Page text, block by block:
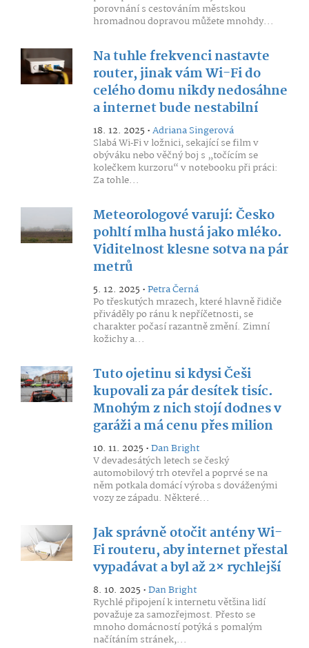
porovnání s cestováním městskou
hromadnou dopravou můžete mnohdy...
Na tuhle frekvenci nastavte
router, jinak vám Wi-Fi do
celého domu nikdy nedosáhne
a internet bude nestabilní
18. 12. 2025 •Adriana Singerová
Slabá Wi‑Fi v ložnici, sekající se film v
obýváku nebo věčný boj s „točícím se
kolečkem kurzoru“ v notebooku při práci:
Za tohle...
Meteorologové varují: Česko
pohltí mlha hustá jako mléko.
Viditelnost klesne sotva na pár
metrů
5. 12. 2025 •Petra Černá
Po třeskutých mrazech, které hlavně řidiče
přiváděly po ránu k nepříčetnosti, se
charakter počasí razantně změní. Zimní
kožichy a...
Tuto ojetinu si kdysi Češi
kupovali za pár desítek tisíc.
Mnohým z nich stojí dodnes v
garáži a má cenu přes milion
10. 11. 2025 •Dan Bright
V devadesátých letech se český
automobilový trh otevřel a poprvé se na
něm potkala domácí výroba s dováženými
vozy ze západu. Některé...
Jak správně otočit antény Wi-
Fi routeru, aby internet přestal
vypadávat a byl až 2× rychlejší
8. 10. 2025 •Dan Bright
Rychlé připojení k internetu většina lidí
považuje za samozřejmost. Přesto se
mnoho domácností potýká s pomalým
načítáním stránek,...